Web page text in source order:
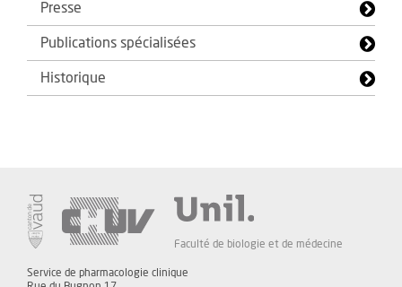
Presse
Publications spécialisées
Historique
Faculté de biologie et de médecine
Service de pharmacologie clinique